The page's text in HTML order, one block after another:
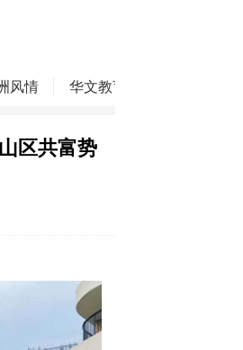
风情 华文教育
区共富势